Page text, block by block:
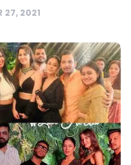
27, 2021